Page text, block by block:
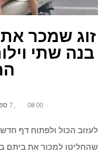
זוג שמכר
בנה שתי
08:00
לעזוב הכול ולפתוח דף
שהחליטו למכור את ביתם